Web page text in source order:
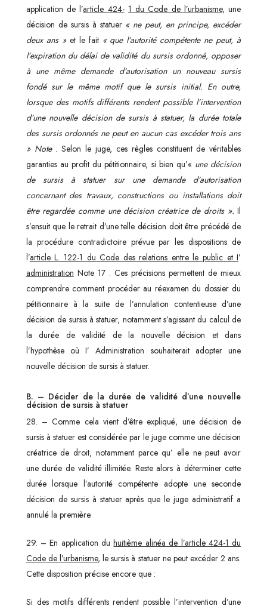
application de l’article 424- 1 du Code de l’urbanisme, une
décision de sursis à statuer « ne peut, en principe, excéder
deux ans » et le fait « que l’autorité compétente ne peut, à
l’expiration du délai de validité du sursis ordonné, opposer
à une même demande d’autorisation un nouveau sursis
fondé sur le même motif que le sursis initial. En outre,
lorsque des motifs différents rendent possible l’intervention
d’une nouvelle décision de sursis à statuer, la durée totale
des sursis ordonnés ne peut en aucun cas excéder trois ans
» Note . Selon le juge, ces règles constituent de véritables
garanties au profit du pétitionnaire, si bien qu’« une décision
de sursis à statuer sur une demande d’autorisation
concernant des travaux, constructions ou installations doit
être regardée comme une décision créatrice de droits ».Il
s’ensuit que le retrait d’une telle décision doit être précédé de
la procédure contradictoire prévue par les dispositions de
l’article L. 122-1 du Code des relations entre le public et I’
administration Note 17 . Ces précisions permettent de mieux
comprendre comment procéder au réexamen du dossier du
pétitionnaire à la suite de l’annulation contentieuse d’une
décision de sursis à statuer, notamment s’agissant du calcul de
la durée de validité de la nouvelle décision et dans
l’hypothèse où I’ Administration souhaiterait adopter une
nouvelle décision de sursis à statuer.
B. – Décider de la durée de validité d’une nouvelle
décision de sursis à statuer
28. – Comme cela vient d’être expliqué, une décision de
sursis à statuer est considérée par le juge comme une décision
créatrice de droit, notamment parce qu’ elle ne peut avoir
une durée de validité illimitée. Reste alors à déterminer cette
durée lorsque l’autorité compétente adopte une seconde
décision de sursis à statuer après que le juge administratif a
annulé la première.
29. – En application duhuitième alinéa de l’article 424-1 du
Code de l’urbanisme, le sursis à statuer ne peut excéder 2 ans.
Cette disposition précise encore que :
Si des motifs différents rendent possible l’intervention d’une